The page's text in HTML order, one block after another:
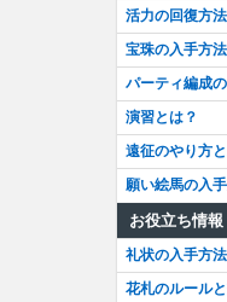
活力の回復方法
宝珠の入手方
パーティ編成
演習とは？
遠征のやり方
願い絵馬の入
お役立ち情報
礼状の入手方
花札のルール